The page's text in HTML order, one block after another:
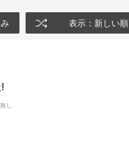
表示：新しい順
し